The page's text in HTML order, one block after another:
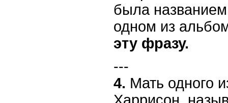
была
одном из
эту фразу.
---
4. Мать одного